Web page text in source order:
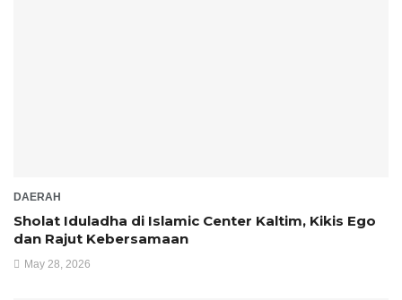
DAERAH
Sholat Iduladha di Islamic Center Kaltim, Kikis Ego
dan Rajut Kebersamaan
May 28, 2026